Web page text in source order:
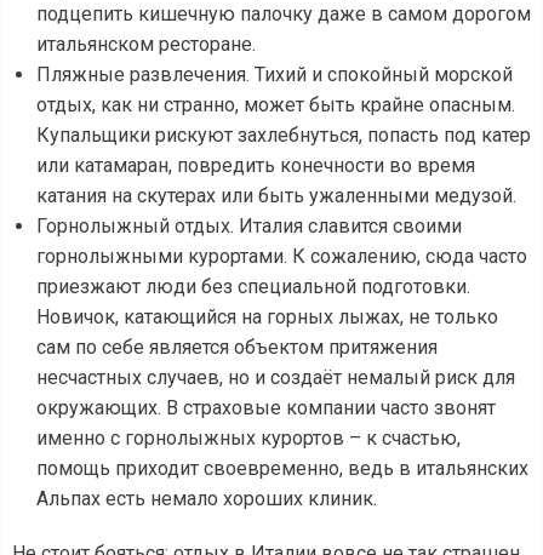
подцепить кишечную палочку даже в самом дорогом
итальянском ресторане.
Пляжные развлечения. Тихий и спокойный морской
отдых, как ни странно, может быть крайне опасным.
Купальщики рискуют захлебнуться, попасть под катер
или катамаран, повредить конечности во время
катания на скутерах или быть ужаленными медузой.
Горнолыжный отдых. Италия славится своими
горнолыжными курортами. К сожалению, сюда часто
приезжают люди без специальной подготовки.
Новичок, катающийся на горных лыжах, не только
сам по себе является объектом притяжения
несчастных случаев, но и создаёт немалый риск для
окружающих. В страховые компании часто звонят
именно с горнолыжных курортов – к счастью,
помощь приходит своевременно, ведь в итальянских
Альпах есть немало хороших клиник.